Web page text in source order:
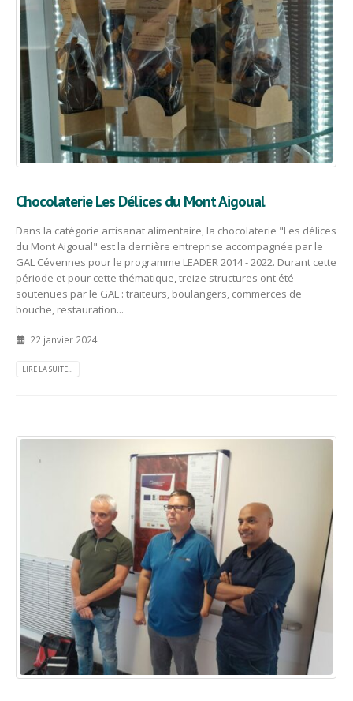
Chocolaterie Les Délices du Mont Aigoual
Dans la catégorie artisanat alimentaire, la chocolaterie "Les délices
du Mont Aigoual" est la dernière entreprise accompagnée par le
GAL Cévennes pour le programme LEADER 2014 - 2022. Durant cette
période et pour cette thématique, treize structures ont été
soutenues par le GAL : traiteurs, boulangers, commerces de
bouche, restauration...
22 janvier 2024
LIRE LA SUITE...